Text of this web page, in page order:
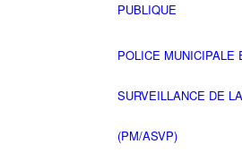
PUBLIQUE
POLICE MUNICIPALE
SURVEILLANCE DE
(PM/ASVP)